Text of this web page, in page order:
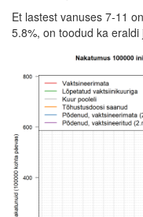
Et lastest vanuses 7-11
5.8%, on toodud ka